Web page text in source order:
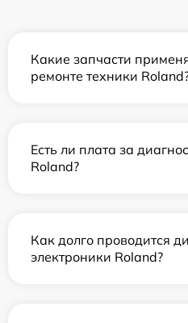
Какие запчасти
ремонте техники
Есть ли плата за
Roland?
Как долго проводится
электроники Roland?